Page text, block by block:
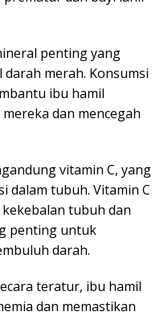
penting yang
merah. Konsumsi
ibu hamil
dan mencegah
vitamin C, yang
dalam tubuh. Vitamin C
tubuh dan
penting untuk
darah.
teratur, ibu hamil
dan memastikan